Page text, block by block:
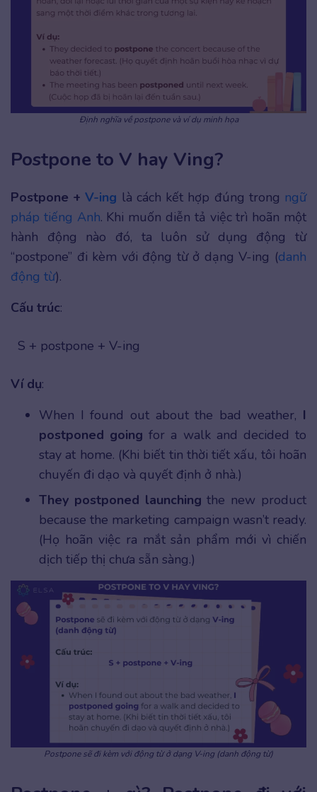
Định nghĩa về postpone và ví dụ minh họa
Postpone to V hay Ving?
Postpone +V-ing là cách kết hợp đúng trong ngữ
pháp tiếng Anh. Khi muốn diễn tả việc trì hoãn một
hành động nào đó, ta luôn sử dụng động từ
“postpone” đi kèm với động từ ở dạng V-ing (danh
động từ).
Cấu trúc:
S + postpone + V-ing
Ví dụ:
When I found out about the bad weather, I
postponed going for a walk and decided to
stay at home. (Khi biết tin thời tiết xấu, tôi hoãn
chuyến đi dạo và quyết định ở nhà.)
They postponed launching the new product
because the marketing campaign wasn’t ready.
(Họ hoãn việc ra mắt sản phẩm mới vì chiến
dịch tiếp thị chưa sẵn sàng.)
Postpone sẽ đi kèm với động từ ở dạng V-ing (danh động từ)